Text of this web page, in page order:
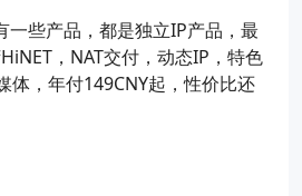
一些产品，都是独立IP产品，最
，NAT交付，动态IP，特色
体，年付149CNY起，性价比还